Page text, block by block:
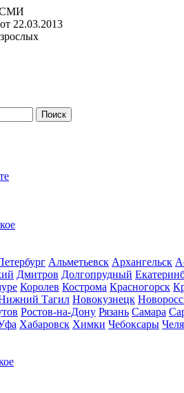
СМИ
22.03.2013
Альметьевск Архангельск
Дмитров Долгопрудный
Королев Кострома Красногорск
Тагил Новокузнецк
Ростов-на-Дону Рязань Самара
Хабаровск Химки Чебоксары